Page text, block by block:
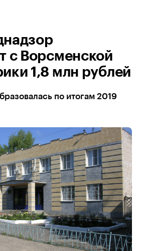
с Ворсменской
1,8 млн рублей
по итогам 2019